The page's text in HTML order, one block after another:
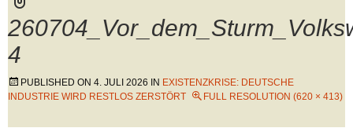
4
PUBLISHED ON 4. JULI 2026 IN EXISTENZKRISE: DEUTSCHE
INDUSTRIE WIRD RESTLOS ZERSTÖRT
FULL RESOLUTION (620 × 413)